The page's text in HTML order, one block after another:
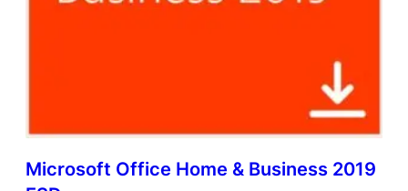
Microsoft Office Home & Business 2019